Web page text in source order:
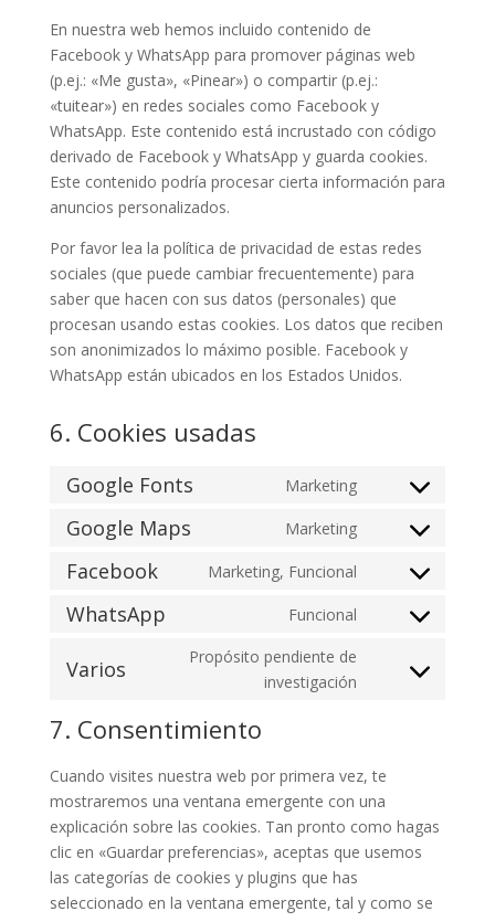
En nuestra web hemos incluido contenido de
Facebook y WhatsApp para promover páginas web
(p.ej.: «Me gusta», «Pinear») o compartir (p.ej.:
«tuitear») en redes sociales como Facebook y
WhatsApp. Este contenido está incrustado con código
derivado de Facebook y WhatsApp y guarda cookies.
Este contenido podría procesar cierta información para
anuncios personalizados.
Por favor lea la política de privacidad de estas redes
sociales (que puede cambiar frecuentemente) para
saber que hacen con sus datos (personales) que
procesan usando estas cookies. Los datos que reciben
son anonimizados lo máximo posible. Facebook y
WhatsApp están ubicados en los Estados Unidos.
6. Cookies usadas
Google Fonts Marketing
Consent
google-
Google Maps Marketing
Consent
google-
Facebook Marketing, Funcional
Consent
WhatsApp Funcional
Consent
service
Varios
Propósito pendiente de
investigación
Consent
7. Consentimiento
Cuando visites nuestra web por primera vez, te
mostraremos una ventana emergente con una
explicación sobre las cookies. Tan pronto como hagas
clic en «Guardar preferencias», aceptas que usemos
las categorías de cookies y plugins que has
seleccionado en la ventana emergente, tal y como se